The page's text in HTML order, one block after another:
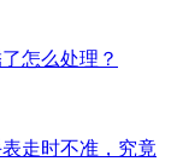
怎么处理？
走时不准，究竟